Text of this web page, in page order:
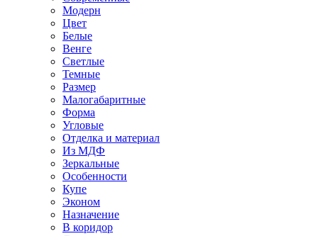
Модерн
Цвет
Белые
Венге
Светлые
Темные
Размер
Малогабаритные
Форма
Угловые
Отделка и материал
Из МДФ
Зеркальные
Особенности
Купе
Эконом
Назначение
В коридор